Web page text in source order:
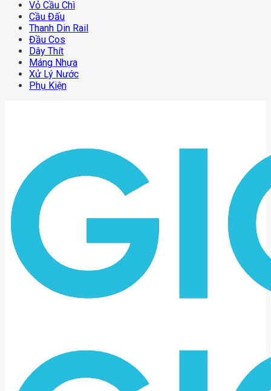
Vỏ Cầu Chì
Cầu Đấu
Thanh Din Rail
Đầu Cos
Dây Thít
Máng Nhựa
Xử Lý Nước
Phụ Kiện